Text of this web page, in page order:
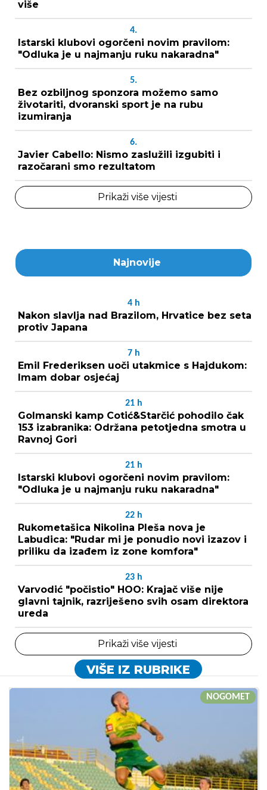
više
4.
Istarski klubovi ogorčeni novim pravilom:
"Odluka je u najmanju ruku nakaradna"
5.
Bez ozbiljnog sponzora možemo samo
životariti, dvoranski sport je na rubu
izumiranja
6.
Javier Cabello: Nismo zaslužili izgubiti i
razočarani smo rezultatom
Prikaži više vijesti
Najnovije
4 h
Nakon slavlja nad Brazilom, Hrvatice bez seta
protiv Japana
7 h
Emil Frederiksen uoči utakmice s Hajdukom:
Imam dobar osjećaj
21 h
Golmanski kamp Cotić&Starčić pohodilo čak
153 izabranika: Održana petotjedna smotra u
Ravnoj Gori
21 h
Istarski klubovi ogorčeni novim pravilom:
"Odluka je u najmanju ruku nakaradna"
22 h
Rukometašica Nikolina Pleša nova je
Labudica: "Rudar mi je ponudio novi izazov i
priliku da izađem iz zone komfora"
23 h
Varvodić "počistio" HOO: Krajač više nije
glavni tajnik, razriješeno svih osam direktora
ureda
Prikaži više vijesti
VIŠE IZ RUBRIKE
NOGOMET